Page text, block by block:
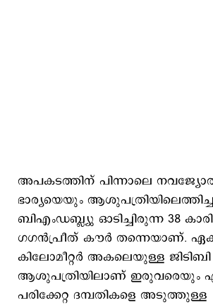
അപകടത്തിന് പിന്നാലെ
ഭാര്യയെയും
ബിഎംഡബ്ല്യു ഓടിച്ചിരുന്ന 38
ഗഗൻപ്രീത് കൗര്‍ തന്നെയാണ്.
കിലോമീറ്റർ അകലെയുള്ള
ആശുപത്രിയിലാണ് ഇരുവരെയും
പരിക്കേറ്റ ദമ്പതികളെ അടുത്തുള്ള